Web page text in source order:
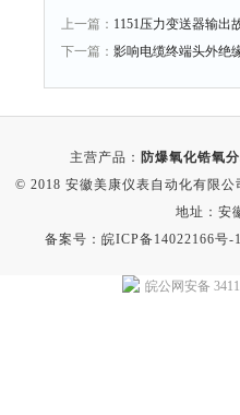
上一篇： 1151压力变送器输出
下一篇： 影响电缆终端头外绝
主营产品： 防爆氧化锆氧
© 2018 安徽美康仪表自动化有限
地址：安
备案号：皖ICP备14022166号-
皖公网安备